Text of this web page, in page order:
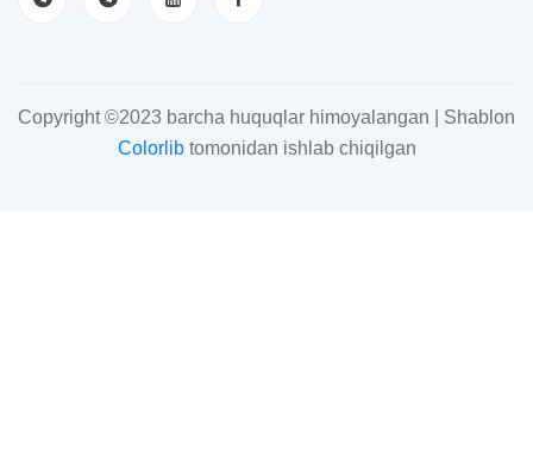
Copyright ©2023 barcha huquqlar himoyalangan | Shablon
Colorlibtomonidan ishlab chiqilgan